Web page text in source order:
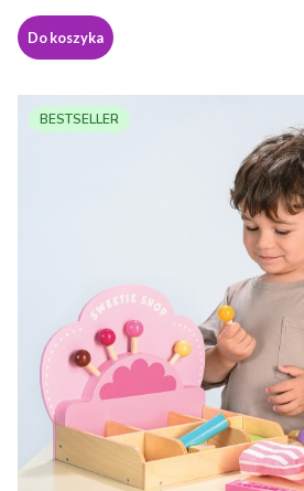
Do koszyka
BESTSELLER